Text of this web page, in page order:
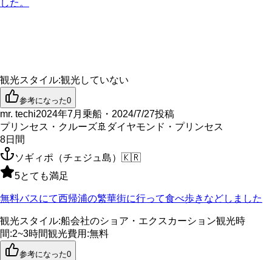
した。
観光スタイル:観光していない
参考になった0
mr. techi2024年7月乗船・2024/7/27投稿
プリンセス・クルーズ🚢 ダイヤモンド・プリンセス
8日間
ソギィポ（チェジュ島） 🇰🇷
5とても満足
無料バスにて西帰浦の繁華街に行って食べ歩きなどしました
観光スタイル:船会社のショア・エクスカーション観光時
間:2~3時間観光費用 :無料
参考になった0